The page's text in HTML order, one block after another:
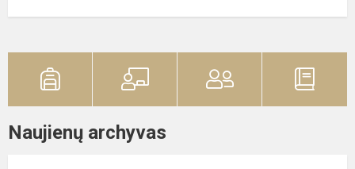
Naujienų archyvas